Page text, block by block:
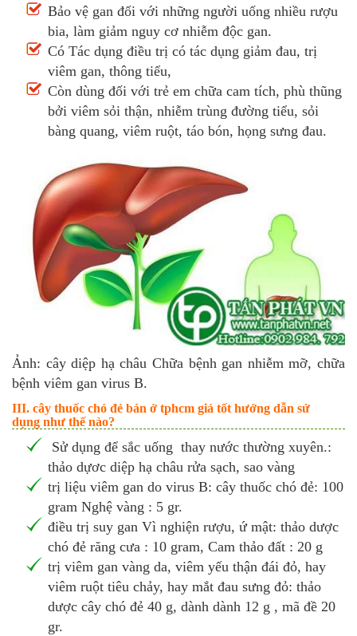
Bảo vệ gan đối với những người uống nhiều rượu
bia, làm giảm nguy cơ nhiễm độc gan.
Có Tác dụng điều trị có tác dụng giảm đau, trị
viêm gan, thông tiểu,
Còn dùng đối với trẻ em chữa cam tích, phù thũng
bởi viêm sỏi thận, nhiễm trùng đường tiểu, sỏi
bàng quang, viêm ruột, táo bón, họng sưng đau.
Ảnh: cây diệp hạ châu Chữa bệnh gan nhiễm mỡ, chữa
bệnh viêm gan virus B.
III. cây thuốc chó đẻ bán ở tphcm giá tốt hướng dẫn sử
dụng như thế nào?
Sử dụng để sắc uống thay nước thường xuyên.:
thảo dựơc diệp hạ châu rửa sạch, sao vàng
trị liệu viêm gan do virus B: cây thuốc chó đẻ: 100
gram Nghệ vàng : 5 gr.
điều trị suy gan Vì nghiện rượu, ứ mật: thảo dược
chó đẻ răng cưa : 10 gram, Cam thảo đất : 20 g
trị viêm gan vàng da, viêm yếu thận đái đỏ, hay
viêm ruột tiêu chảy, hay mắt đau sưng đỏ: thảo
dược cây chó đẻ 40 g, dành dành 12 g , mã đề 20
gr.